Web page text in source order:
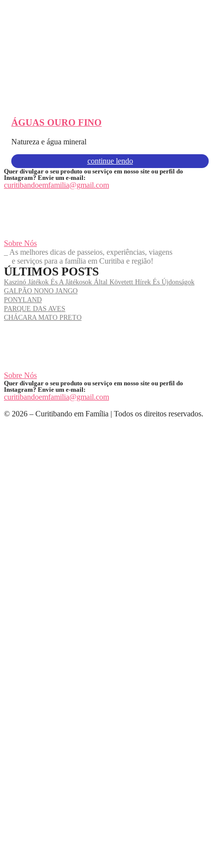
ÁGUAS OURO FINO
Natureza e água mineral
continue lendo
Quer divulgar o seu produto ou serviço em nosso site ou perfil do
Instagram? Envie um e-mail:
curitibandoemfamilia@gmail.com
Sobre Nós
_ As melhores dicas de passeios, experiências, viagens
e serviços para a família em Curitiba e região!
ÚLTIMOS POSTS
Kaszinó Játékok És A Játékosok Által Követett Hírek És Újdonságok
GALPÃO NONO JANGO
PONYLAND
PARQUE DAS AVES
CHÁCARA MATO PRETO
Sobre Nós
Quer divulgar o seu produto ou serviço em nosso site ou perfil do
Instagram? Envie um e-mail:
curitibandoemfamilia@gmail.com
© 2026 – Curitibando em Família | Todos os direitos reservados.